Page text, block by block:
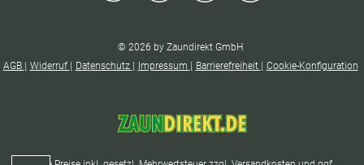
© 2026 by Zaundirekt GmbH
AGB
Widerruf Datenschutz Impressum Barrierefreiheit Cookie-Konfiguration